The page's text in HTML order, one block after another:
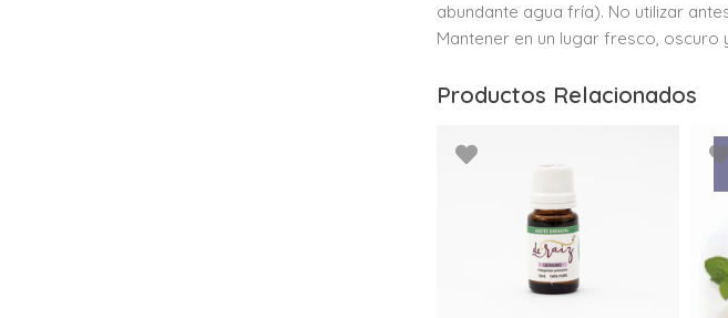
abundante agua fría). No utilizar
Mantener en un lugar fresco, oscuro
Productos Relacionados